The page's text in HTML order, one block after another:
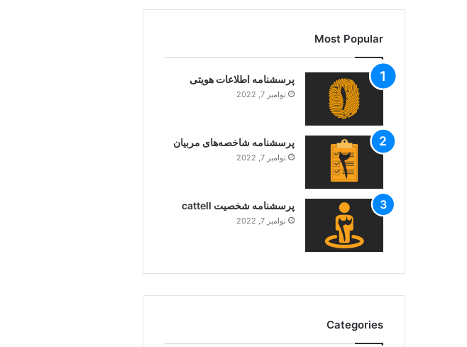
Most Popular
پرسشنامه اطلاعات هویتی
نوامبر 7, 2022
پرسشنامه شاخصه‌های مربیان
نوامبر 7, 2022
پرسشنامه شخصیت cattell
نوامبر 7, 2022
Categories